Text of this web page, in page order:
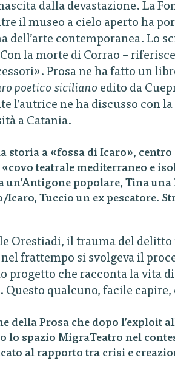
dalla devastazione. La
il museo a cielo aperto ha
dell’arte contemporanea. Lo
la morte di Corrao –
Prosa ne ha fatto un
poetico siciliano edito da
l’autrice ne ha discusso con
a Catania.
storia a «fossa di Icaro»,
teatrale mediterraneo e
popolare, Tina una
Tuccio un ex pescatore.
Orestiadi, il trauma del
frattempo si svolgeva il
che racconta la vita
qualcuno, facile capire,
della Prosa che dopo l’exploit
lo spazio MigraTeatro nel
al rapporto tra crisi e